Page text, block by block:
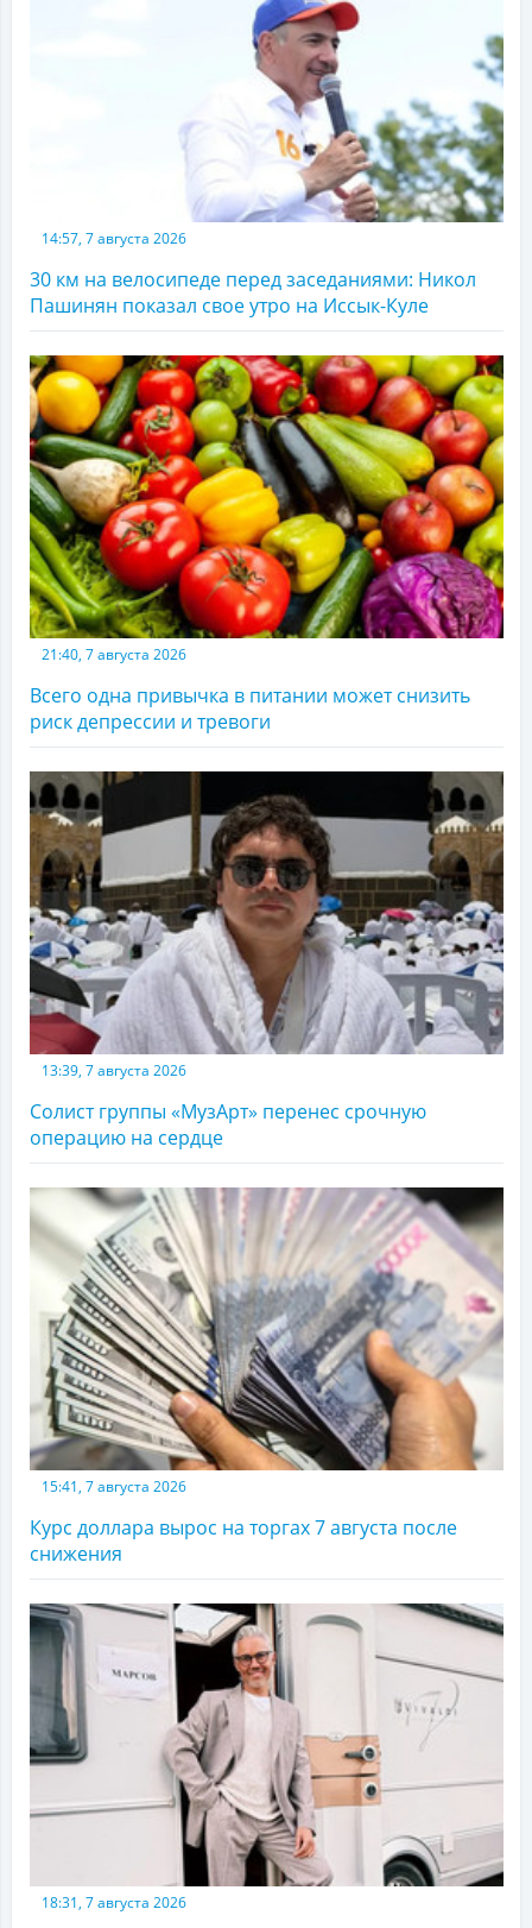
14:57, 7 августа 2026
30 км на велосипеде перед заседаниями: Никол
Пашинян показал свое утро на Иссык-Куле
21:40, 7 августа 2026
Всего одна привычка в питании может снизить
риск депрессии и тревоги
13:39, 7 августа 2026
Солист группы «МузАрт» перенес срочную
операцию на сердце
15:41, 7 августа 2026
Курс доллара вырос на торгах 7 августа после
снижения
18:31, 7 августа 2026